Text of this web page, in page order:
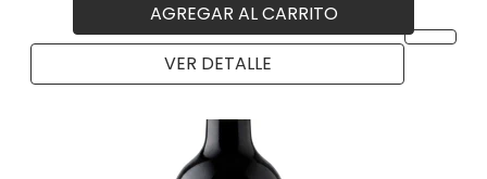
AGREGAR AL CARRITO
VER DETALLE